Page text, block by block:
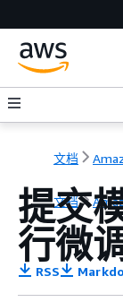
文档
文档
提交
行微
RSS